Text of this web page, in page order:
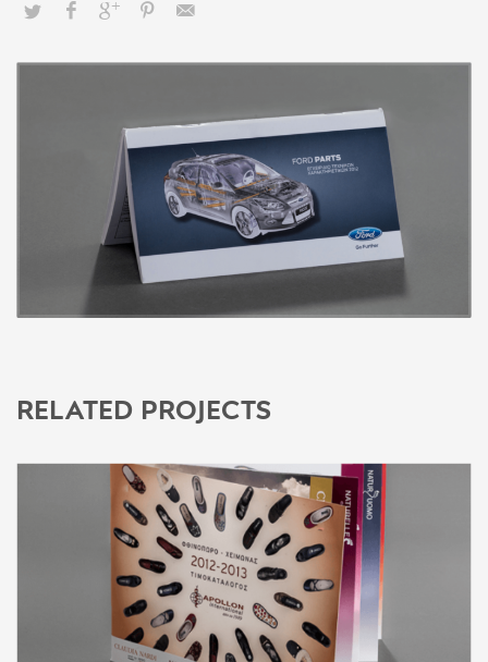
RELATED PROJECTS